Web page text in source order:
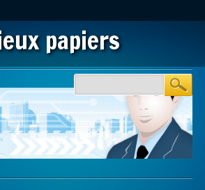
papiers